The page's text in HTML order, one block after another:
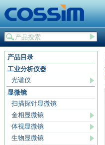
产品目录
工业分析仪器
光谱仪
显微镜
扫描探针显微镜
金相显微镜
体视显微镜
生物显微镜